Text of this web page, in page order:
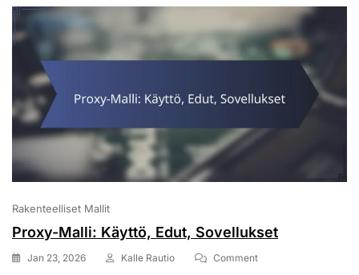
Rakenteelliset Mallit
Proxy-Malli: Käyttö, Edut, Sovellukset
Jan 23, 2026 Kalle Rautio CommentOn